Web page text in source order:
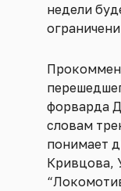
недели
форварда
словам
понимает
Кривцова,